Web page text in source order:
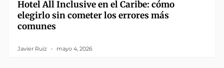
Hotel All Inclusive en el Caribe: cómo
elegirlo sin cometer los errores más
comunes
Javier Ruiz mayo 4, 2026